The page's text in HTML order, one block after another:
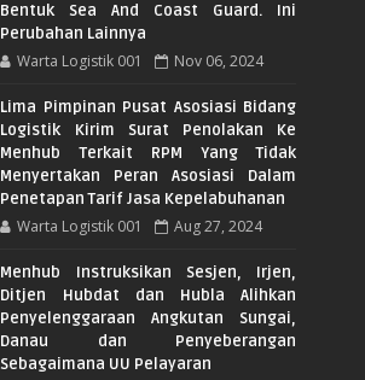
Bentuk Sea And Coast Guard. Ini
Perubahan Lainnya
Warta Logistik 001 Nov 06, 2024
Lima Pimpinan Pusat Asosiasi Bidang
Logistik Kirim Surat Penolakan Ke
Menhub Terkait RPM Yang Tidak
Menyertakan Peran Asosiasi Dalam
Penetapan Tarif Jasa Kepelabuhanan
Warta Logistik 001 Aug 27, 2024
Menhub Instruksikan Sesjen, Irjen,
Ditjen Hubdat dan Hubla Alihkan
Penyelenggaraan Angkutan Sungai,
Danau dan Penyeberangan
Sebagaimana UU Pelayaran